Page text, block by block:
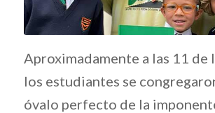
Aproximadamente a las 11 de
los estudiantes se
óvalo perfecto de la